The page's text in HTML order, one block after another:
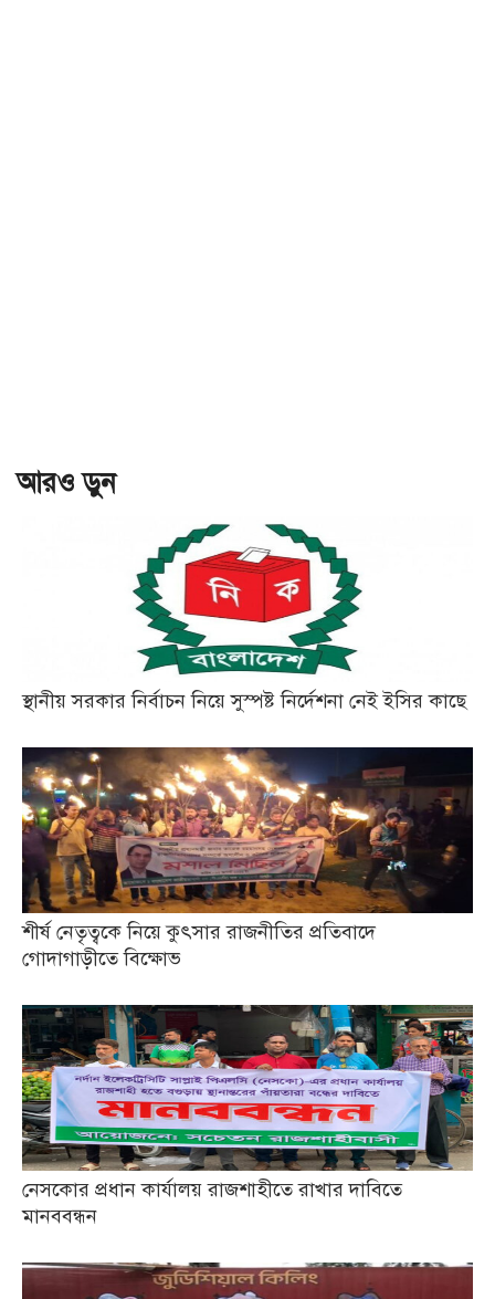
আরও ড়ুন
স্থানীয় সরকার নির্বাচন নিয়ে সুস্পষ্ট নির্দেশনা নেই ইসির কাছে
শীর্ষ নেতৃত্বকে নিয়ে কুৎসার রাজনীতির প্রতিবাদে
গোদাগাড়ীতে বিক্ষোভ
নেসকোর প্রধান কার্যালয় রাজশাহীতে রাখার দাবিতে
মানববন্ধন